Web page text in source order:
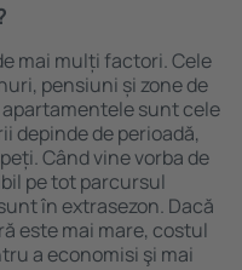
mai mulți factori. Cele
pensiuni și zone de
sunt cele
depinde de perioadă,
Când vine vorba de
pe tot parcursul
în extrasezon. Dacă
este mai mare, costul
a economisi şi mai